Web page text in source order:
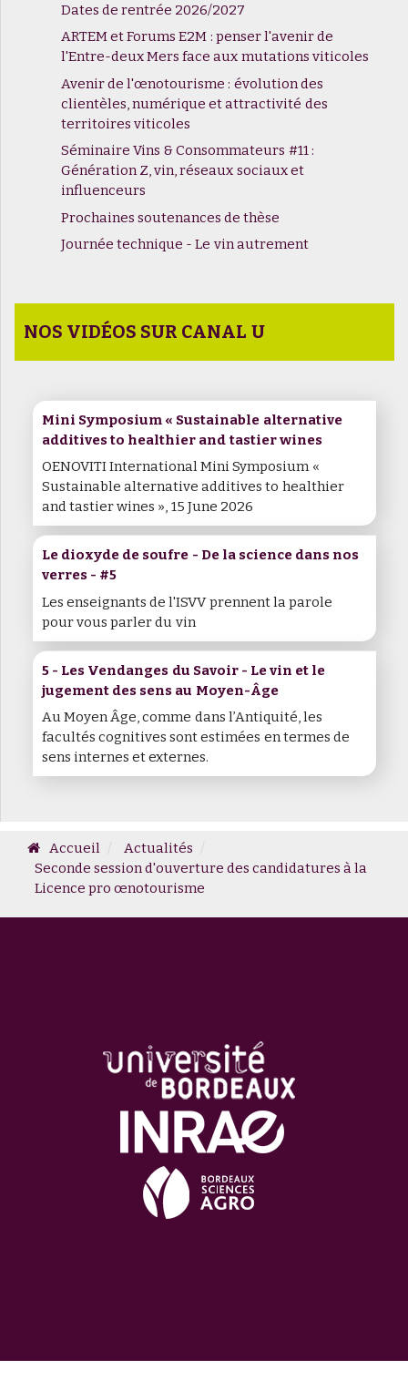
Dates de rentrée 2026/2027
ARTEM et Forums E2M : penser l'avenir de
l'Entre-deux Mers face aux mutations viticoles
Avenir de l'œnotourisme : évolution des
clientèles, numérique et attractivité des
territoires viticoles
Séminaire Vins & Consommateurs #11 :
Génération Z, vin, réseaux sociaux et
influenceurs
Prochaines soutenances de thèse
Journée technique - Le vin autrement
NOS VIDÉOS SUR CANAL U
Mini Symposium « Sustainable alternative
additives to healthier and tastier wines
OENOVITI International Mini Symposium «
Sustainable alternative additives to healthier
and tastier wines », 15 June 2026
Le dioxyde de soufre - De la science dans nos
verres - #5
Les enseignants de l'ISVV prennent la parole
pour vous parler du vin
5 - Les Vendanges du Savoir - Le vin et le
jugement des sens au Moyen-Âge
Au Moyen Âge, comme dans l’Antiquité, les
facultés cognitives sont estimées en termes de
sens internes et externes.
Accueil
Actualités
Seconde session d'ouverture des candidatures à la
Licence pro œnotourisme